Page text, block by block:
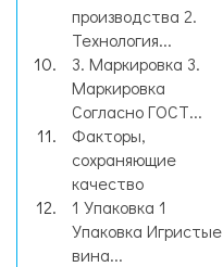
производства 2.
Технология...
3. Маркировка 3.
Маркировка
Согласно ГОСТ...
Факторы,
сохраняющие
качество
1 Упаковка 1
Упаковка Игристые
вина...